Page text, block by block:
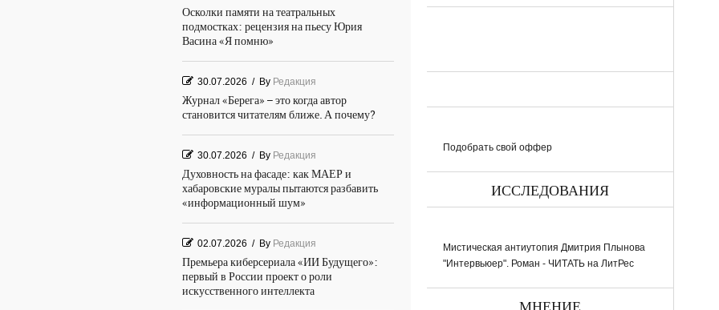
Осколки памяти на театральных
подмостках: рецензия на пьесу Юрия
Васина «Я помню»
30.07.2026 / By Редакция
Журнал «Берега» – это когда автор
становится читателям ближе. А почему?
30.07.2026 / By Редакция
Духовность на фасаде: как МАЕР и
хабаровские муралы пытаются разбавить
«информационный шум»
02.07.2026 / By Редакция
Премьера киберсериала «ИИ Будущего»:
первый в России проект о роли
искусственного интеллекта
Подобрать свой оффер
ИССЛЕДОВАНИЯ
Мистическая антиутопия Дмитрия Плынова
"Интервьюер". Роман - ЧИТАТЬ на ЛитРес